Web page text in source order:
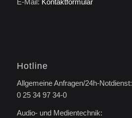
Hotline
Allgemeine Anfragen/24h-Notdienst:
0 25 34 97 34-0
Audio- und Medientechnik: